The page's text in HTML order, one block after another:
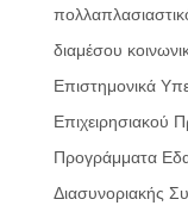
διαμέσου
Επιστημονικά
Επιχειρησιακού
Προγράμματα
Διασυνοριακής